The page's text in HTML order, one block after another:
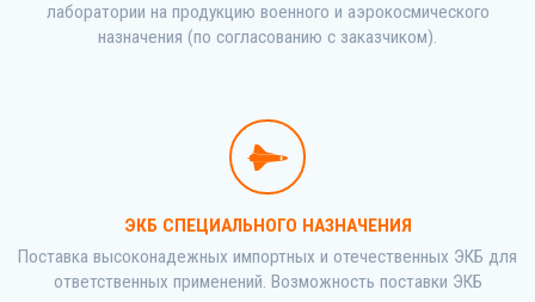
лаборатории на продукцию военного и аэрокосмического
назначения (по согласованию с заказчиком).
ЭКБ СПЕЦИАЛЬНОГО НАЗНАЧЕНИЯ
Поставка высоконадежных импортных и отечественных ЭКБ для
ответственных применений. Возможность поставки ЭКБ